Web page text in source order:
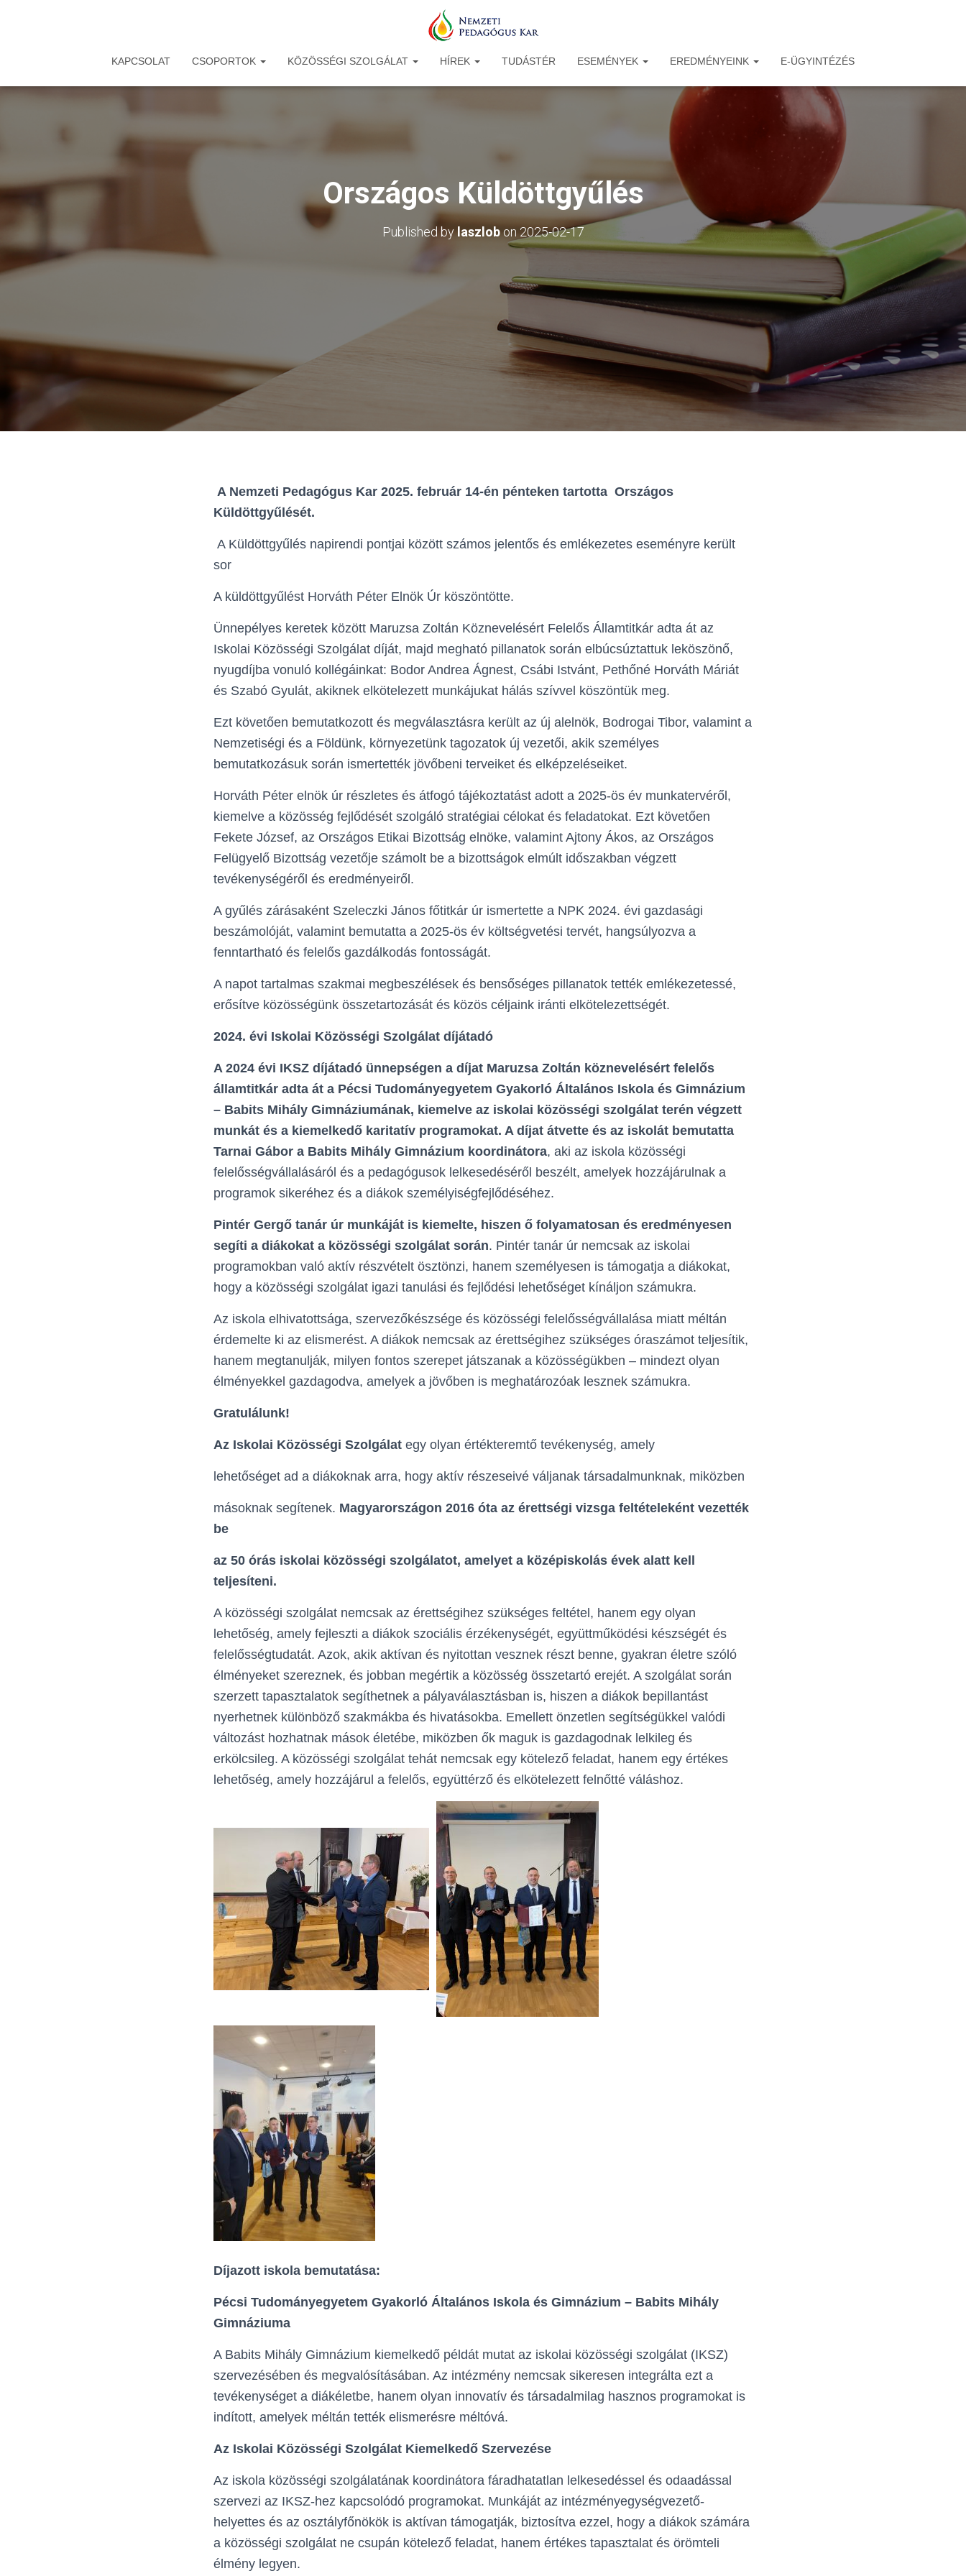
KAPCSOLAT CSOPORTOK KÖZÖSSÉGI SZOLGÁLAT HÍREK TUDÁSTÉR ESEMÉNYEK EREDMÉNYEINK E-ÜGYINTÉZÉS
Országos Küldöttgyűlés
Published bylaszlobon 2025-02-17
A Nemzeti Pedagógus Kar 2025. február 14-én pénteken tartotta Országos
Küldöttgyűlését.
A Küldöttgyűlés napirendi pontjai között számos jelentős és emlékezetes eseményre került
sor
A küldöttgyűlést Horváth Péter Elnök Úr köszöntötte.
Ünnepélyes keretek között Maruzsa Zoltán Köznevelésért Felelős Államtitkár adta át az
Iskolai Közösségi Szolgálat díját, majd megható pillanatok során elbúcsúztattuk leköszönő,
nyugdíjba vonuló kollégáinkat: Bodor Andrea Ágnest, Csábi Istvánt, Pethőné Horváth Máriát
és Szabó Gyulát, akiknek elkötelezett munkájukat hálás szívvel köszöntük meg.
Ezt követően bemutatkozott és megválasztásra került az új alelnök, Bodrogai Tibor, valamint a
Nemzetiségi és a Földünk, környezetünk tagozatok új vezetői, akik személyes
bemutatkozásuk során ismertették jövőbeni terveiket és elképzeléseiket.
Horváth Péter elnök úr részletes és átfogó tájékoztatást adott a 2025-ös év munkatervéről,
kiemelve a közösség fejlődését szolgáló stratégiai célokat és feladatokat. Ezt követően
Fekete József, az Országos Etikai Bizottság elnöke, valamint Ajtony Ákos, az Országos
Felügyelő Bizottság vezetője számolt be a bizottságok elmúlt időszakban végzett
tevékenységéről és eredményeiről.
A gyűlés zárásaként Szeleczki János főtitkár úr ismertette a NPK 2024. évi gazdasági
beszámolóját, valamint bemutatta a 2025-ös év költségvetési tervét, hangsúlyozva a
fenntartható és felelős gazdálkodás fontosságát.
A napot tartalmas szakmai megbeszélések és bensőséges pillanatok tették emlékezetessé,
erősítve közösségünk összetartozását és közös céljaink iránti elkötelezettségét.
2024. évi Iskolai Közösségi Szolgálat díjátadó
A 2024 évi IKSZ díjátadó ünnepségen a díjat Maruzsa Zoltán köznevelésért felelős
államtitkár adta át a Pécsi Tudományegyetem Gyakorló Általános Iskola és Gimnázium
– Babits Mihály Gimnáziumának, kiemelve az iskolai közösségi szolgálat terén végzett
munkát és a kiemelkedő karitatív programokat. A díjat átvette és az iskolát bemutatta
Tarnai Gábor a Babits Mihály Gimnázium koordinátora, aki az iskola közösségi
felelősségvállalásáról és a pedagógusok lelkesedéséről beszélt, amelyek hozzájárulnak a
programok sikeréhez és a diákok személyiségfejlődéséhez.
Pintér Gergő tanár úr munkáját is kiemelte, hiszen ő folyamatosan és eredményesen
segíti a diákokat a közösségi szolgálat során. Pintér tanár úr nemcsak az iskolai
programokban való aktív részvételt ösztönzi, hanem személyesen is támogatja a diákokat,
hogy a közösségi szolgálat igazi tanulási és fejlődési lehetőséget kínáljon számukra.
Az iskola elhivatottsága, szervezőkészsége és közösségi felelősségvállalása miatt méltán
érdemelte ki az elismerést. A diákok nemcsak az érettségihez szükséges óraszámot teljesítik,
hanem megtanulják, milyen fontos szerepet játszanak a közösségükben – mindezt olyan
élményekkel gazdagodva, amelyek a jövőben is meghatározóak lesznek számukra.
Gratulálunk!
Az Iskolai Közösségi Szolgálat egy olyan értékteremtő tevékenység, amely
lehetőséget ad a diákoknak arra, hogy aktív részeseivé váljanak társadalmunknak, miközben
másoknak segítenek. Magyarországon 2016 óta az érettségi vizsga feltételeként vezették
be
az 50 órás iskolai közösségi szolgálatot, amelyet a középiskolás évek alatt kell
teljesíteni.
A közösségi szolgálat nemcsak az érettségihez szükséges feltétel, hanem egy olyan
lehetőség, amely fejleszti a diákok szociális érzékenységét, együttműködési készségét és
felelősségtudatát. Azok, akik aktívan és nyitottan vesznek részt benne, gyakran életre szóló
élményeket szereznek, és jobban megértik a közösség összetartó erejét. A szolgálat során
szerzett tapasztalatok segíthetnek a pályaválasztásban is, hiszen a diákok bepillantást
nyerhetnek különböző szakmákba és hivatásokba. Emellett önzetlen segítségükkel valódi
változást hozhatnak mások életébe, miközben ők maguk is gazdagodnak lelkileg és
erkölcsileg. A közösségi szolgálat tehát nemcsak egy kötelező feladat, hanem egy értékes
lehetőség, amely hozzájárul a felelős, együttérző és elkötelezett felnőtté váláshoz.
Díjazott iskola bemutatása:
Pécsi Tudományegyetem Gyakorló Általános Iskola és Gimnázium – Babits Mihály
Gimnáziuma
A Babits Mihály Gimnázium kiemelkedő példát mutat az iskolai közösségi szolgálat (IKSZ)
szervezésében és megvalósításában. Az intézmény nemcsak sikeresen integrálta ezt a
tevékenységet a diákéletbe, hanem olyan innovatív és társadalmilag hasznos programokat is
indított, amelyek méltán tették elismerésre méltóvá.
Az Iskolai Közösségi Szolgálat Kiemelkedő Szervezése
Az iskola közösségi szolgálatának koordinátora fáradhatatlan lelkesedéssel és odaadással
szervezi az IKSZ-hez kapcsolódó programokat. Munkáját az intézményegységvezető-
helyettes és az osztályfőnökök is aktívan támogatják, biztosítva ezzel, hogy a diákok számára
a közösségi szolgálat ne csupán kötelező feladat, hanem értékes tapasztalat és örömteli
élmény legyen.